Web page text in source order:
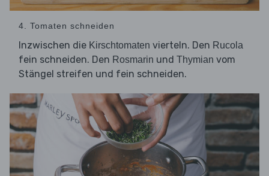
4. Tomaten schneiden
Inzwischen die Kirschtomaten vierteln. Den Rucola
fein schneiden. Den Rosmarin und Thymian vom
Stängel streifen und fein schneiden.